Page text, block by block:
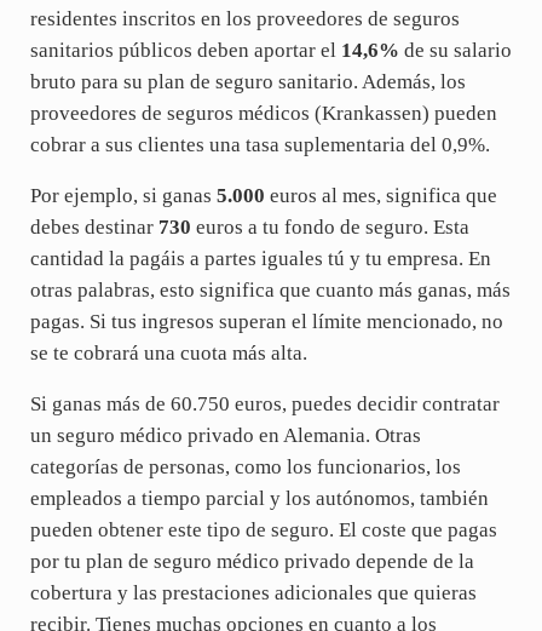
residentes inscritos en los proveedores de seguros
sanitarios públicos deben aportar el 14,6% de su salario
bruto para su plan de seguro sanitario. Además, los
proveedores de seguros médicos (Krankassen) pueden
cobrar a sus clientes una tasa suplementaria del 0,9%.
Por ejemplo, si ganas 5.000 euros al mes, significa que
debes destinar 730 euros a tu fondo de seguro. Esta
cantidad la pagáis a partes iguales tú y tu empresa. En
otras palabras, esto significa que cuanto más ganas, más
pagas. Si tus ingresos superan el límite mencionado, no
se te cobrará una cuota más alta.
Si ganas más de 60.750 euros, puedes decidir contratar
un seguro médico privado en Alemania. Otras
categorías de personas, como los funcionarios, los
empleados a tiempo parcial y los autónomos, también
pueden obtener este tipo de seguro. El coste que pagas
por tu plan de seguro médico privado depende de la
cobertura y las prestaciones adicionales que quieras
recibir. Tienes muchas opciones en cuanto a los